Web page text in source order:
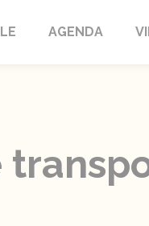
AGENDA